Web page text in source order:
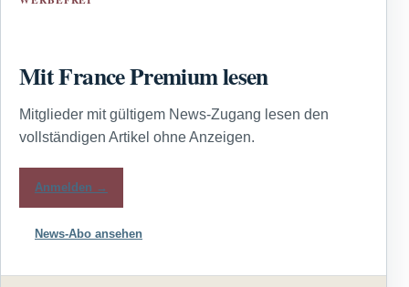
Mit France Premium lesen
Mitglieder mit gültigem News-Zugang lesen den
vollständigen Artikel ohne Anzeigen.
Anmelden →
News-Abo ansehen